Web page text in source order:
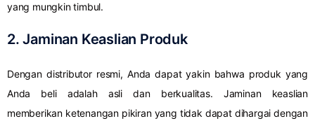
yang mungkin timbul.
2. Jaminan Keaslian Produk
Dengan distributor resmi, Anda dapat yakin bahwa produk yang
Anda beli adalah asli dan berkualitas. Jaminan keaslian
memberikan ketenangan pikiran yang tidak dapat dihargai dengan